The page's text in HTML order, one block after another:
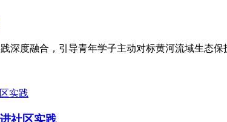
深度融合，引导青年学子主动对标黄河流域生态保
社区实践